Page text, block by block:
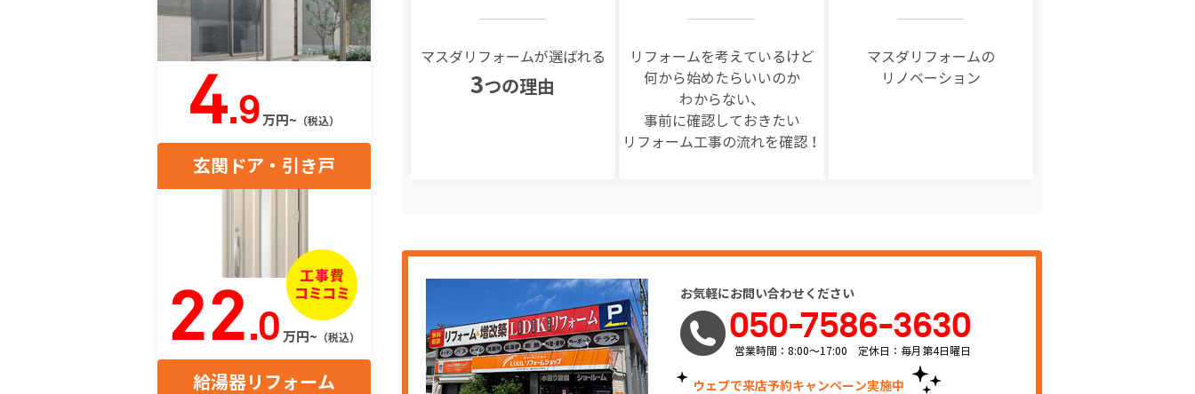
マスダリフォームが選ばれる
3つの理由
リフォームを考えているけど
何から始めたらいいのか
わからない、
事前に確認しておきたい
リフォーム工事の流れを確認！
マスダリフォームの
リノベーション
お気軽にお問い合わせください
050-7586-3630
営業時間：8:00～17:00 定休日：毎月第4日曜日
ウェブで来店予約キャンペーン実施中！
4.9万円~ （税込）
玄関ドア・引き戸
22.0 万円~ （税込）
給湯器リフォーム